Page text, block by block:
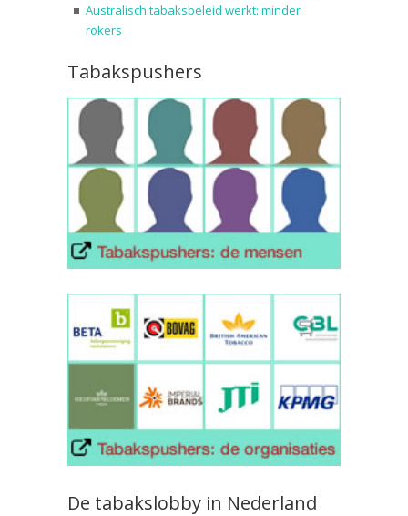
Australisch tabaksbeleid werkt: minder
rokers
Tabakspushers
De tabakslobby in Nederland